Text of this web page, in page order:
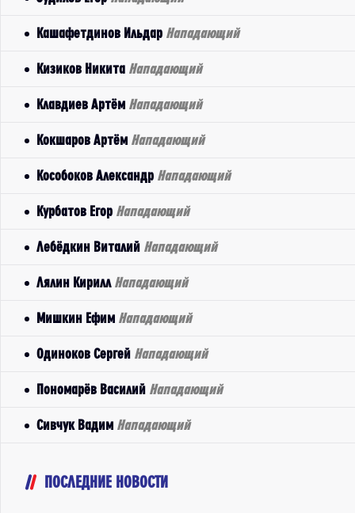
Кашафетдинов Ильдар Нападающий
Кизиков Никита Нападающий
Клавдиев Артём Нападающий
Кокшаров Артём Нападающий
Кособоков Александр Нападающий
Курбатов Егор Нападающий
Лебёдкин Виталий Нападающий
Лялин Кирилл Нападающий
Мишкин Ефим Нападающий
Одиноков Сергей Нападающий
Пономарёв Василий Нападающий
Сивчук Вадим Нападающий
ПОСЛЕДНИЕ НОВОСТИ